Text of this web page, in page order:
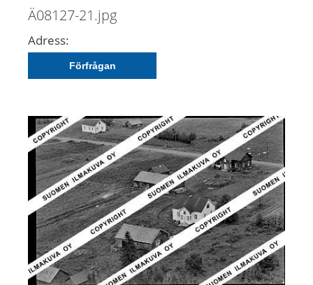
Ä08127-21.jpg
Adress:
Förfrågan